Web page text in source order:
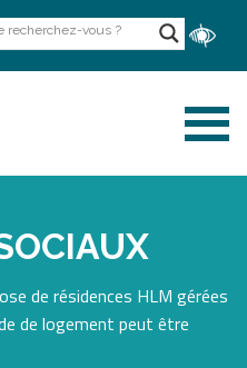
de résidences HLM gérées
de logement peut être